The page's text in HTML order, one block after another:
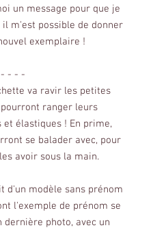
un message pour que je
m'est possible de donner
exemplaire !
- - -
va ravir les petites
ranger leurs
et élastiques ! En prime,
se balader avec, pour
avoir sous la main.
d'un modèle sans prénom
l'exemple de prénom se
dernière photo, avec un